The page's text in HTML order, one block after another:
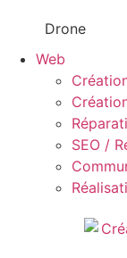
Drone
Web
SEO /